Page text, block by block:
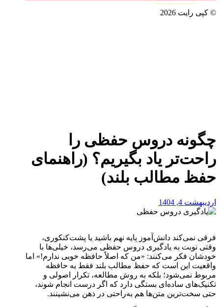
© کپی رایت 2026
چگونه دروس حفظی را
راحت‌تر یاد بگیریم؟ (راهنمای
حفظ مطالب بلند)
اردیبهشت 4, 1404
فرقی نمی‌کند دانش‌آموز پایه نهم باشید یا پشت‌کنکوری،
وقتی نوبت به یادگیری دروس حفظی می‌رسد، خیلی‌ها با
خودشان فکر می‌کنند: «من که اصلاً حافظه خوبی ندارم!» اما
واقعیت این است که حفظ مطالب بلند فقط به حافظه
مربوط نمی‌شود؛ بلکه به روش مطالعه، تکرار اصولی و
تکنیک‌های ساده‌ای بستگی دارد که اگر درست انجام شوند،
حتی سخت‌ترین متن‌ها هم به‌راحتی در ذهن می‌نشینند.